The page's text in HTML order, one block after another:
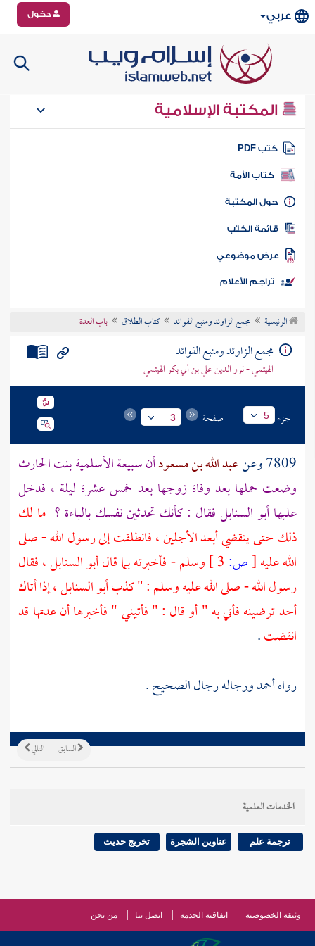
عربي دخول
المكتبة الإسلامية
كتب PDF
كتاب الأمة
المكتبة
الكتب
موضوعي
تراجم الأعلام
الرئيسية مجمع الزاوئد ومنبع الفوائد كتاب الطلاق باب العدة
مجمع الزاوئد ومنبع الفوائد
الهيثمي - نور الدين علي بن أبي بكر الهيثمي
جزء 5 صفحة 3
7809 وعن عبد الله بن مسعودأنسبيعة الأسلمية بنت الحارث
وضعت حملها بعد وفاة زوجها بعد خمس عشرة ليلة ، فدخل
عليهاأبو السنابلفقال : كأنك تحدثين نفسك بالباءة ؟ ما لك
ذلك حتى ينقضي أبعد الأجلين ، فانطلقت إلى رسول الله - صلى
الله عليه[ص: وسلم - فأخبرته بما قالأبو السنابل، فقال
رسول الله - صلى الله عليه وسلم : " كذبأبو السنابل، إذا أتاك
أحد ترضينه فأتي به " أو قال : " فأتيني " فأخبرها أن عدتها قد
انقضت.
رواهأحمدورجاله رجال الصحيح .
التالي السابق
الخدمات العلمية
ترجمة علم عناوين الشجرة تخريج حديث
وثيقة الخصوصية اتفاقية الخدمة اتصل بنا من نحن